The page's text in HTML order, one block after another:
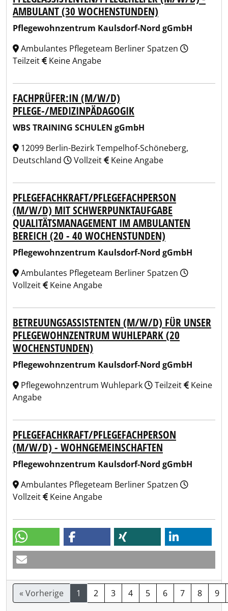
AMBULANT (30 WOCHENSTUNDEN)
Pflegewohnzentrum Kaulsdorf-Nord gGmbH
Ambulantes Pflegeteam Berliner Spatzen
Teilzeit
Keine Angabe
FACHPRÜFER:IN (M/W/D)
PFLEGE-/MEDIZINPÄDAGOGIK
WBS TRAINING SCHULEN gGmbH
12099 Berlin-Bezirk Tempelhof-Schöneberg,
Deutschland
Vollzeit Keine Angabe
PFLEGEFACHKRAFT/PFLEGEFACHPERSON
(M/W/D) MIT SCHWERPUNKTAUFGABE
QUALITÄTSMANAGEMENT IM AMBULANTEN
BEREICH (20 - 40 WOCHENSTUNDEN)
Pflegewohnzentrum Kaulsdorf-Nord gGmbH
Ambulantes Pflegeteam Berliner Spatzen
Vollzeit
Keine Angabe
BETREUUNGSASSISTENTEN (M/W/D) FÜR UNSER
PFLEGEWOHNZENTRUM WUHLEPARK (20
WOCHENSTUNDEN)
Pflegewohnzentrum Kaulsdorf-Nord gGmbH
Pflegewohnzentrum Wuhlepark
Teilzeit
Keine
Angabe
PFLEGEFACHKRAFT/PFLEGEFACHPERSON
(M/W/D) - WOHNGEMEINSCHAFTEN
Pflegewohnzentrum Kaulsdorf-Nord gGmbH
Ambulantes Pflegeteam Berliner Spatzen
Vollzeit
Keine Angabe
« Vorherige 1 2 3 4 5 6 7 8 9